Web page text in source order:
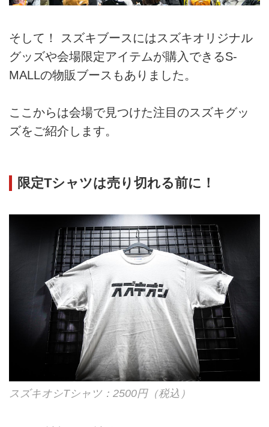
そして！ スズキブースにはスズキオリジナル
グッズや会場限定アイテムが購入できるS-
MALLの物販ブースもありました。
ここからは会場で見つけた注目のスズキグッ
ズをご紹介します。
限定Tシャツは売り切れる前に！
スズキオシTシャツ：2500円（税込）